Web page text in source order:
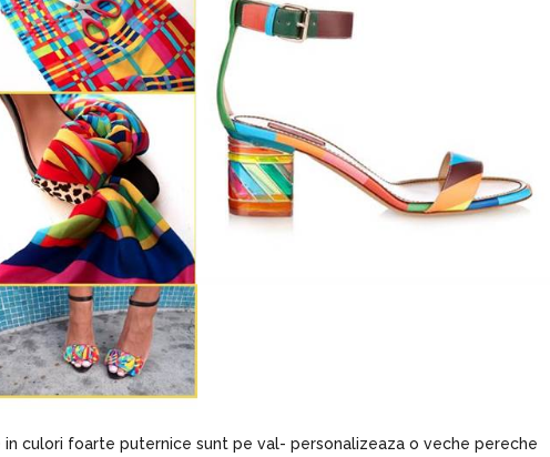
culori foarte puternice sunt pe val- personalizeaza o veche pereche